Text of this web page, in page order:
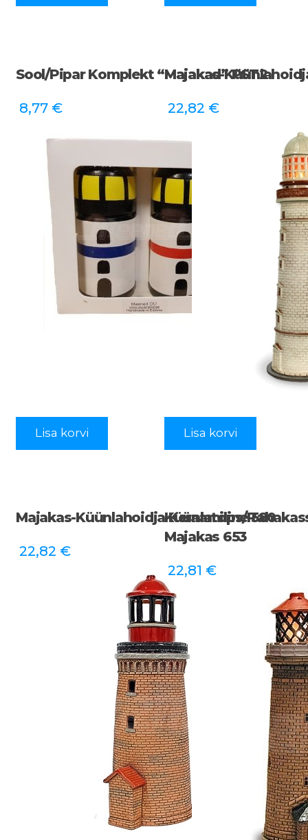
Sool/pipar Komplekt “Majakad” PST2
8,77 €
Lisa korvi
Majakas-
22,82 €
Lisa korvi
Majakas-Küünlahoidja Keraamiline 580
22,82 €
Küünlatops/
Majakas 653
22,81 €